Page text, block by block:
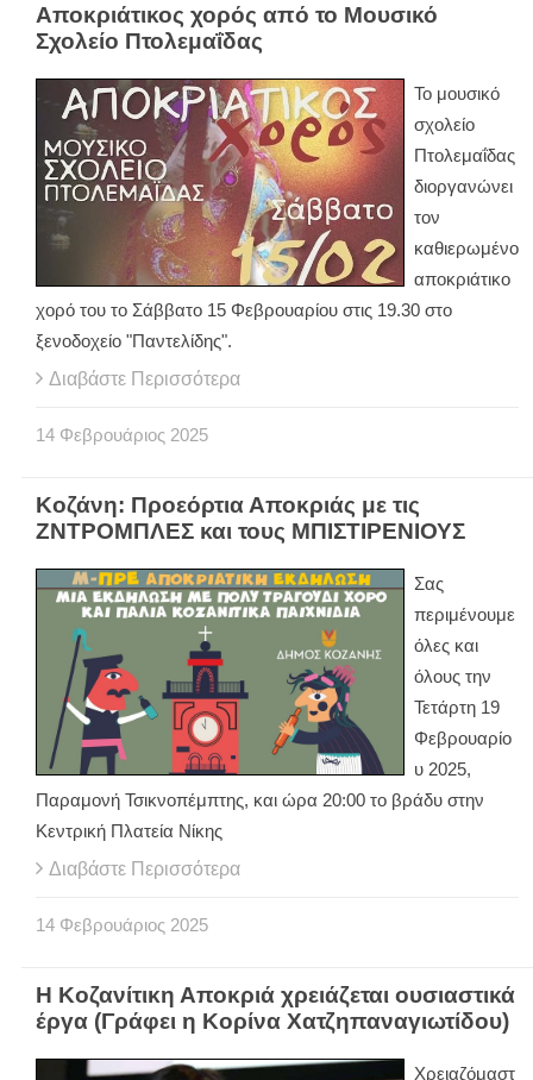
Αποκριάτικος χορός από το Μουσικό
Σχολείο Πτολεμαΐδας
Το μουσικό
σχολείο
Πτολεμαΐδας
διοργανώνει
τον
καθιερωμένο
αποκριάτικο
χορό του το Σάββατο 15 Φεβρουαρίου στις 19.30 στο
ξενοδοχείο "Παντελίδης".
Διαβάστε Περισσότερα
14 Φεβρουάριος 2025
Κοζάνη: Προεόρτια Αποκριάς με τις
ΖΝΤΡΟΜΠΛΕΣ και τους ΜΠΙΣΤΙΡΕΝΙΟΥΣ
Σας
περιμένουμε
όλες και
όλους την
Τετάρτη 19
Φεβρουαρίο
υ 2025,
Παραμονή Τσικνοπέμπτης, και ώρα 20:00 το βράδυ στην
Κεντρική Πλατεία Νίκης
Διαβάστε Περισσότερα
14 Φεβρουάριος 2025
Η Κοζανίτικη Αποκριά χρειάζεται ουσιαστικά
έργα (Γράφει η Κορίνα Χατζηπαναγιωτίδου)
Χρειαζόμαστ